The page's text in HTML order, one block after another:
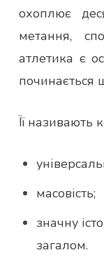
охоплює
метання,
атлетика є
починається
Її називають
масовість;
значну
загалом.